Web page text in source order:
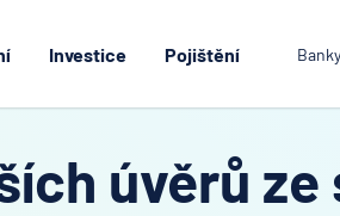
Investice Pojištění Banky
úvěrů